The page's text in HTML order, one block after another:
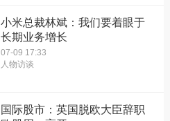
小米总裁林斌：我们要着眼于
长期业务增长
07-09 17:33
人物访谈
国际股市：英国脱欧大臣辞职